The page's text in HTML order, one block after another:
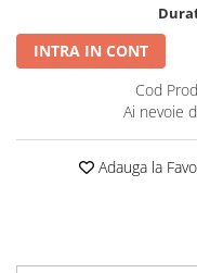
INTRA IN CONT
Cod
Ai nevoie
Adauga la